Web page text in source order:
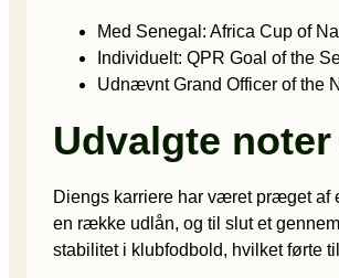
Med Senegal: Africa Cup of
Individuelt: QPR Goal of the
Udnævnt Grand Officer of the
Udvalgte
Diengs karriere har været præget af
en række udlån, og til slut et
stabilitet i klubfodbold, hvilket førte